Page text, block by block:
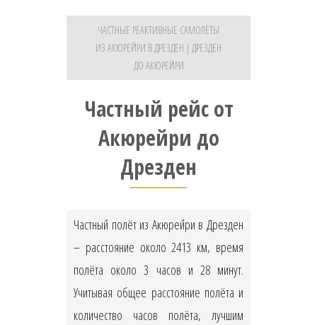
ЧАСТНЫЕ РЕАКТИВНЫЕ САМОЛЁТЫ
ИЗ АКЮРЕЙРИ В ДРЕЗДЕН | ДРЕЗДЕН
ДО АКЮРЕЙРИ
Частный рейс от
Акюрейри до
Дрезден
Частный полёт из Акюрейри в Дрезден
– расстояние около 2413 км, время
полёта около 3 часов и 28 минут.
Учитывая общее расстояние полёта и
количество часов полёта, лучшим